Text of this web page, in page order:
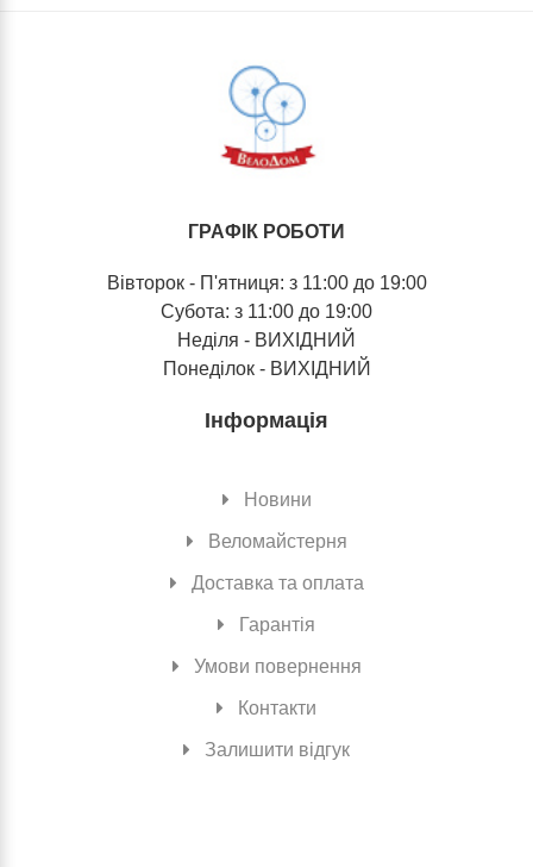
ГРАФІК РОБОТИ
Вівторок - П'ятниця: з 11:00 до 19:00
Субота: з 11:00 до 19:00
Неділя - ВИХІДНИЙ
Понеділок - ВИХІДНИЙ
Інформація
Новини
Веломайстерня
Доставка та оплата
Гарантія
Умови повернення
Контакти
Залишити відгук